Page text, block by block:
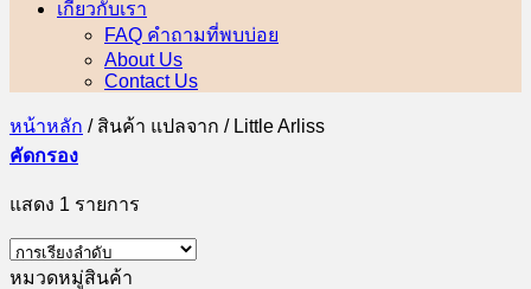
เกี่ยวกับเรา
FAQ คำถามที่พบบ่อย
About Us
Contact Us
หน้าหลัก /สินค้า แปลจาก /Little Arliss
คัดกรอง
แสดง 1 รายการ
หมวดหมู่สินค้า